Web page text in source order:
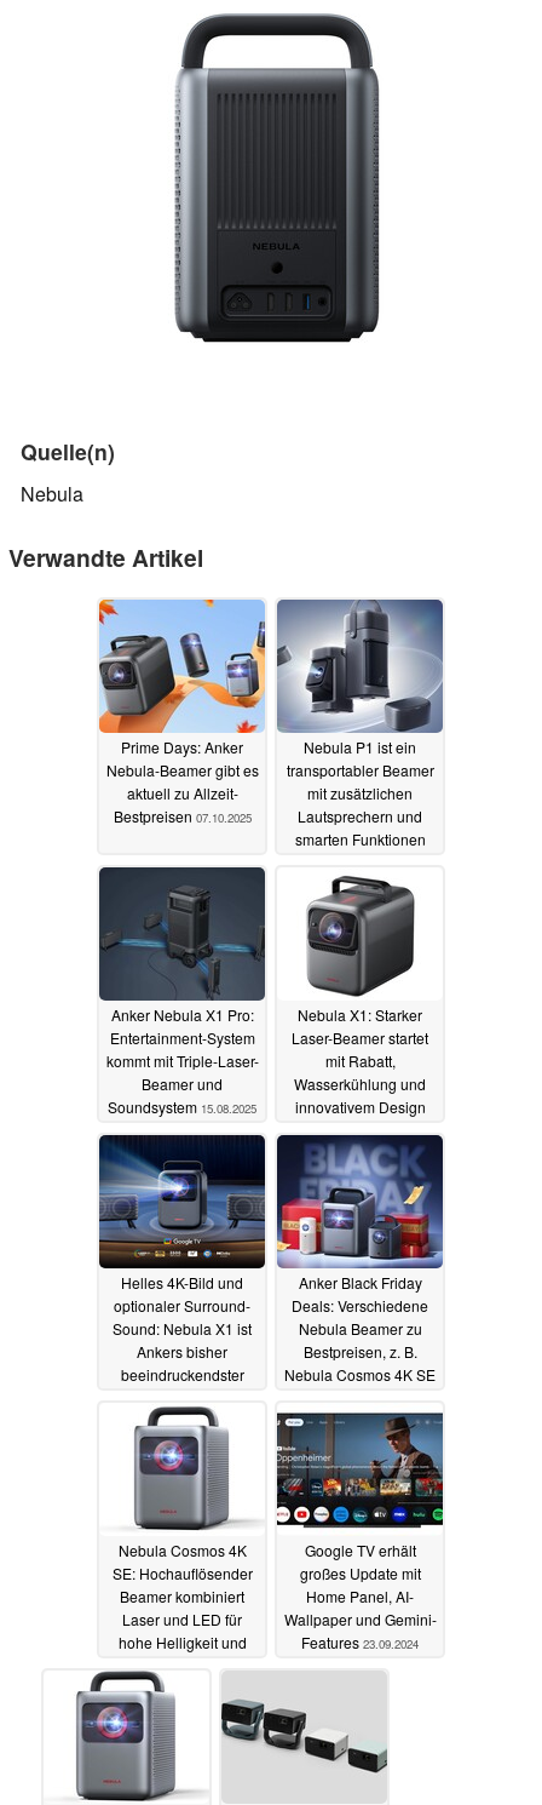
Quelle(n)
Nebula
Verwandte Artikel
Prime Days: Anker
Nebula-Beamer gibt es
aktuell zu Allzeit-
Bestpreisen 07.10.2025
Nebula P1 ist ein
transportabler Beamer
mit zusätzlichen
Lautsprechern und
smarten Funktionen
Anker Nebula X1 Pro:
Entertainment-System
kommt mit Triple-Laser-
Beamer und
Soundsystem 15.08.2025
Nebula X1: Starker
Laser-Beamer startet
mit Rabatt,
Wasserkühlung und
innovativem Design
07.05.2025
Helles 4K-Bild und
optionaler Surround-
Sound: Nebula X1 ist
Ankers bisher
beeindruckendster
Anker Black Friday
Deals: Verschiedene
Nebula Beamer zu
Bestpreisen, z. B.
Nebula Cosmos 4K SE
21.11.2024
Nebula Cosmos 4K
SE: Hochauflösender
Beamer kombiniert
Laser und LED für
hohe Helligkeit und
Farbwiedergabe
29.09.2024
Google TV erhält
großes Update mit
Home Panel, AI-
Wallpaper und Gemini-
Features 23.09.2024